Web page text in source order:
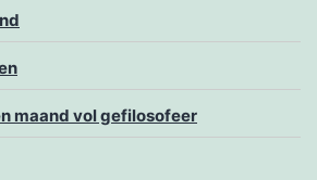
maand vol gefilosofeer